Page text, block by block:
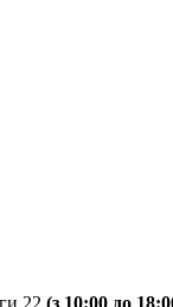
22 (з 10:00 до